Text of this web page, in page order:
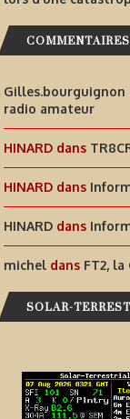
INFORMATIONS
RÉPUBLIQUE DE
6 août 2026
Gilles.bourguignon
radio amateur
HINARD dans
HINARD dans
HINARD dans
michel dans FT2, la
SOLAR-